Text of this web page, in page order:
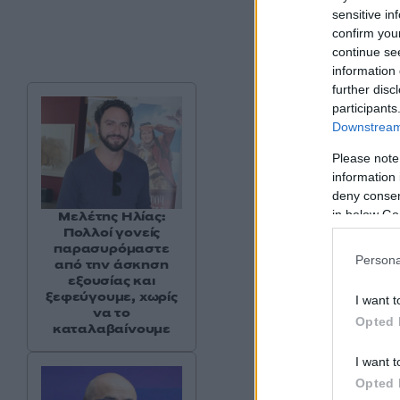
sensitive
confirm
continue
information
further
Please
information
deny
in below
I want
Opted
I want
Opted
κομμάτια- ο
και το πουκάμισο.
Μελέτης Ηλίας:
Πολλοί γονείς
παρασυρόμαστε
από την άσκηση
εξουσίας και
ξεφεύγουμε, χωρίς
να το
καταλαβαίνουμε